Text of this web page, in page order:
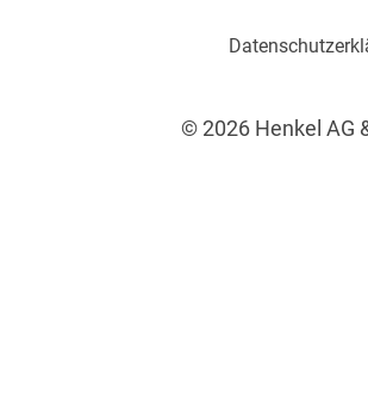
© 2026 Henkel AG